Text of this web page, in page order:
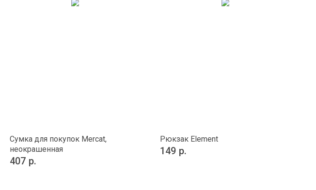
Сумка для покупок Mercat,
неокрашенная
407 р.
Рюкзак Element
149 р.